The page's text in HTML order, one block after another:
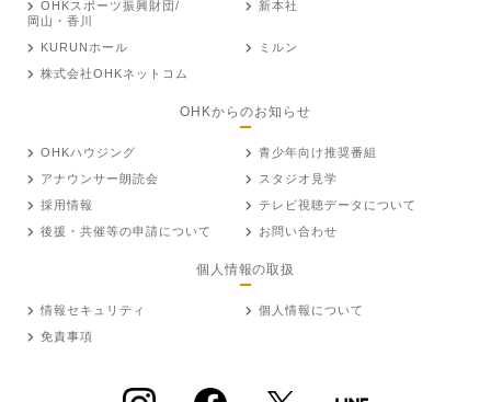
OHKスポーツ振興財団/
岡山・香川
新本社
KURUNホール
ミルン
株式会社OHKネットコム
OHKからのお知らせ
OHKハウジング
青少年向け推奨番組
アナウンサー朗読会
スタジオ見学
採用情報
テレビ視聴データについて
後援・共催等の申請について
お問い合わせ
個人情報の取扱
情報セキュリティ
個人情報について
免責事項